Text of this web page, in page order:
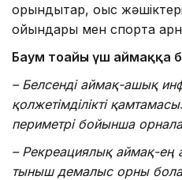
орындықтар, қоқыс
ойындары мен спортқа
Баум тоғайы үш аймаққа
– Белсенді аймақ-ашық
қолжетімділікті
периметрі бойынша
– Рекреациялық аймақ-
тыныш демалыс орны